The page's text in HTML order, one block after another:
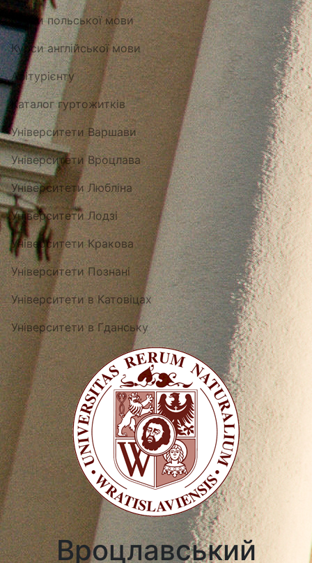
Курси польської мови
Курси англійської мови
Абітурієнту
Каталог гуртожитків
Університети Варшави
Університети Вроцлава
Університети Любліна
Університети Лодзі
Університети Кракова
Університети Познані
Університети в Катовіцах
Університети в Гданську
Вроцлавський